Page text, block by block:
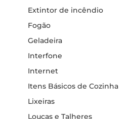
Extintor de incêndio
Fogão
Geladeira
Interfone
Internet
Itens Básicos de Cozinha
Lixeiras
Louças e Talheres